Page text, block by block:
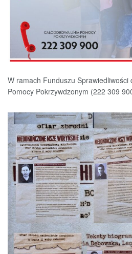
W ramach Funduszu Sprawiedliwości
Pomocy Pokrzywdzonym (222 309